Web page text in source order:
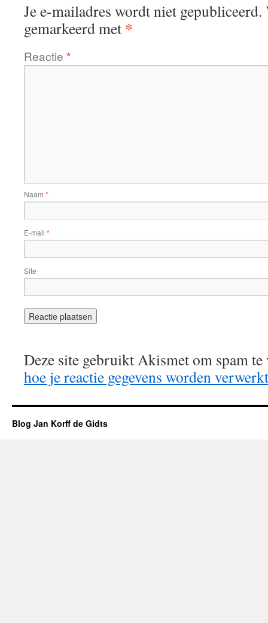
Je e-mailadres wordt niet gepubliceerd.
gemarkeerd met *
Reactie *
Naam *
E-mail *
Site
Deze site gebruikt Akismet om spam
hoe je reactie gegevens worden verwerkt
Blog Jan Korff de Gidts